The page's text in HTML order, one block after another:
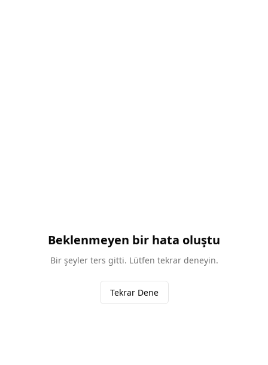
Beklenmeyen bir hata oluştu
Bir şeyler ters gitti. Lütfen tekrar deneyin.
Tekrar Dene